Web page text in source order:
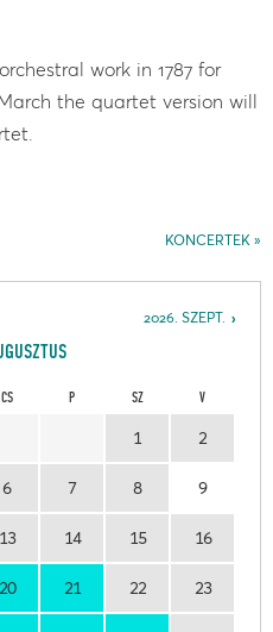
work in 1787 for
the quartet version will
KONCERTEK
2026. SZEPT.
CS P SZ V
1 2
6 7 8 9
13 14 15 16
20 21 22 23